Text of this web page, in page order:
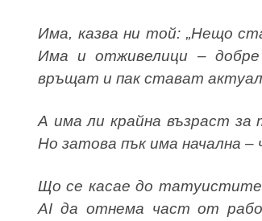
Има, казва ни той: „Нещо
Има и отживелици – добре
връщат и пак стават
А има ли крайна възраст за
Но затова пък има начална –
Що се касае до
AI да отнема част от